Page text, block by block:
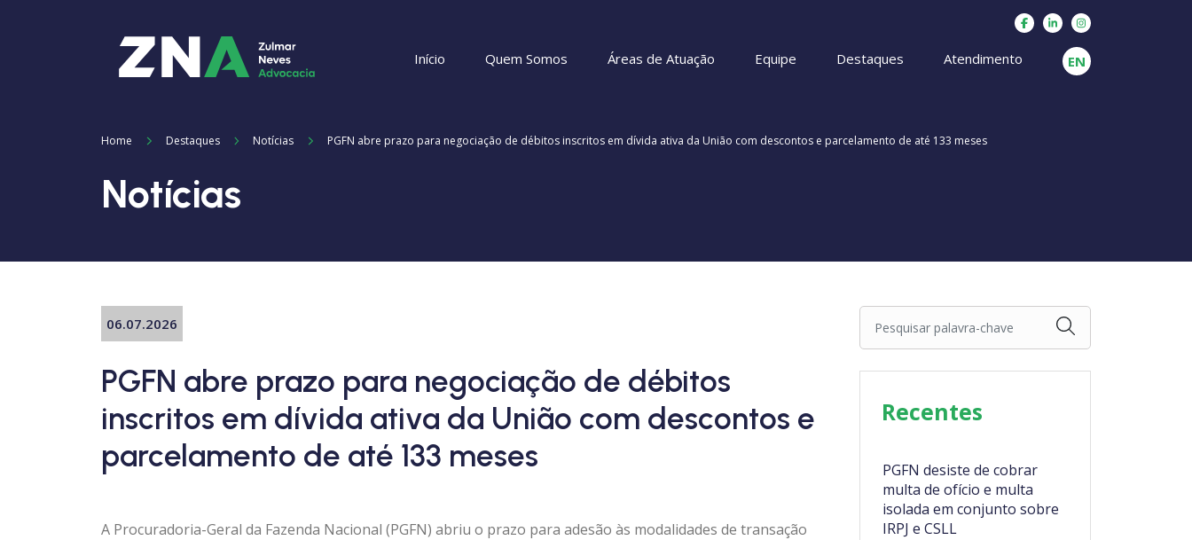
Início Quem Somos Áreas de Atuação Equipe Destaques Atendimento EN
Home Destaques Notícias PGFN abre prazo para negociação de débitos inscritos em dívida ativa da União com descontos e parcelamento de até 133 meses
Notícias
06.07.2026
PGFN abre prazo para negociação de débitos
inscritos em dívida ativa da União com descontos e
parcelamento de até 133 meses
A Procuradoria-Geral da Fazenda Nacional (PGFN) abriu o prazo para adesão às modalidades de transação
Pesquisar palavra-chave
Recentes
PGFN desiste de cobrar
multa de ofício e multa
isolada em conjunto sobre
IRPJ e CSLL